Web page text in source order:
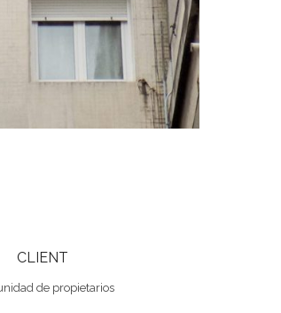
CLIENT
de propietarios